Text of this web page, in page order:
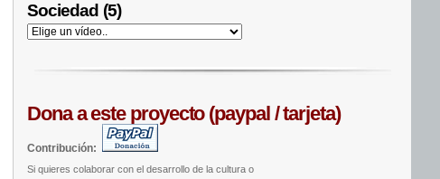
Sociedad (5)
Dona a este proyecto (paypal / tarjeta)
Contribución:
Si quieres colaborar con el desarrollo de la cultura o